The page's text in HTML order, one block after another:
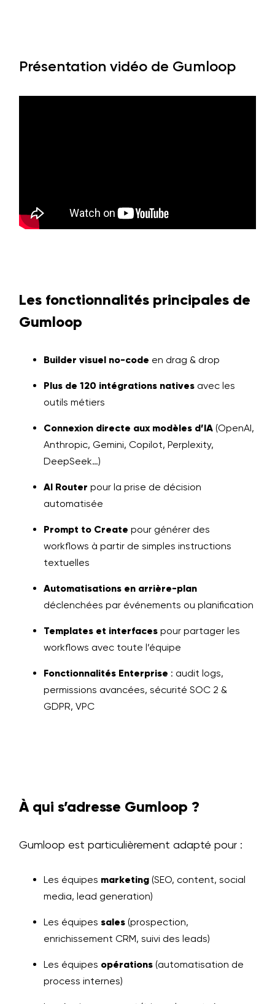
Présentation vidéo de Gumloop
Les fonctionnalités principales de
Gumloop
Builder visuel no-code en drag & drop
Plus de 120 intégrations natives avec les
outils métiers
Connexion directe aux modèles d’IA (OpenAI,
Anthropic, Gemini, Copilot, Perplexity,
DeepSeek…)
AI Router pour la prise de décision
automatisée
Prompt to Create pour générer des
workflows à partir de simples instructions
textuelles
Automatisations en arrière-plan
déclenchées par événements ou planification
Templates et interfaces pour partager les
workflows avec toute l’équipe
Fonctionnalités Enterprise : audit logs,
permissions avancées, sécurité SOC 2 &
GDPR, VPC
À qui s’adresse Gumloop ?
Gumloop est particulièrement adapté pour :
Les équipes marketing (SEO, content, social
media, lead generation)
Les équipes sales (prospection,
enrichissement CRM, suivi des leads)
Les équipes opérations (automatisation de
process internes)